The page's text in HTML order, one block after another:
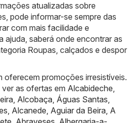
atualizadas sobre
pode informar-se sempre das
com mais facilidade e
ajuda, saberá onde encontrar as
Roupas, calçados e despor
oferecem promoções irresistíveis.
as ofertas em Alcabideche,
, Alcobaça, Águas Santas,
, Alcanede, Aguiar da Beira, A